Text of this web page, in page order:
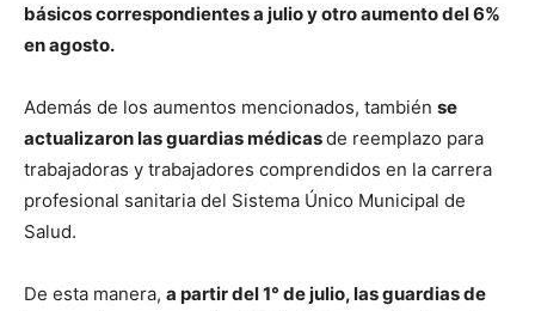
básicos correspondientes a julio y otro aumento del 6%
en agosto.
Además de los aumentos mencionados, también se
actualizaron las guardias médicasde reemplazo para
trabajadoras y trabajadores comprendidos en la carrera
profesional sanitaria del Sistema Único Municipal de
Salud.
De esta manera, a partir del 1° de julio, las guardias de